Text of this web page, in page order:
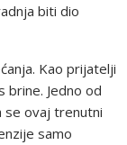
biti dio
Kao prijatelji
brine. Jedno od
se ovaj trenutni
samo